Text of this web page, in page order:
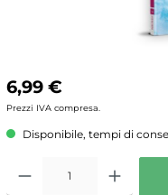
6,99 €
Prezzi IVA compresa.
Disponibile, tempi di